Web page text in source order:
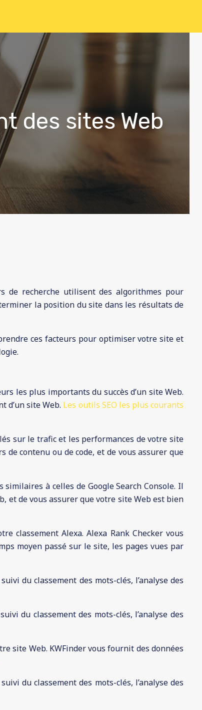
des sites Web
de recherche utilisent des algorithmes pour
la position du site dans les résultats de
ces facteurs pour optimiser votre site et
les plus importants du succès d’un site Web.
d’un site Web. Les outils SEO les plus courants
sur le trafic et les performances de votre site
contenu ou de code, et de vous assurer que
à celles de Google Search Console. Il
et de vous assurer que votre site Web est bien
classement Alexa. Alexa Rank Checker vous
moyen passé sur le site, les pages vues par
du classement des mots-clés, l’analyse des
du classement des mots-clés, l’analyse des
site Web. KWFinder vous fournit des données
du classement des mots-clés, l’analyse des